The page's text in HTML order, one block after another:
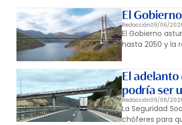
El
Redacción09/06/
El Gobierno
hasta 2050 y la
El
podría ser
Redacción09/06/
La Seguridad
chóferes para